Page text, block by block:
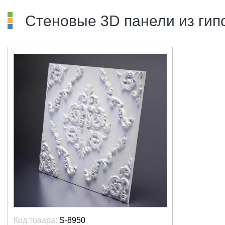
Стеновые 3D панели из
Код товара: S-8950